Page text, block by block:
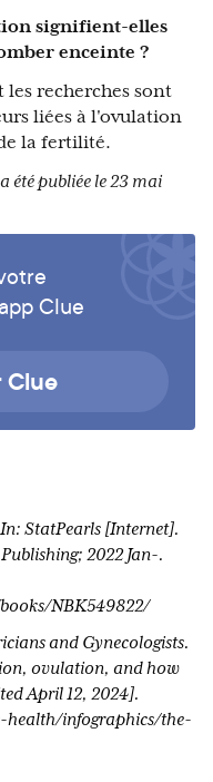
signifient-elles
enceinte ?
les recherches sont
liées à l'ovulation
la fertilité.
été publiée le 23 mai
Clue
Clue
StatPearls [Internet].
2022 Jan-.
NBK549822/
and Gynecologists.
ovulation, and how
April 12, 2024].
infographics/the-